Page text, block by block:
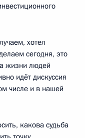
хотел
сегодня, это
жизни людей
идёт дискуссия
числе и в нашей
какова судьба